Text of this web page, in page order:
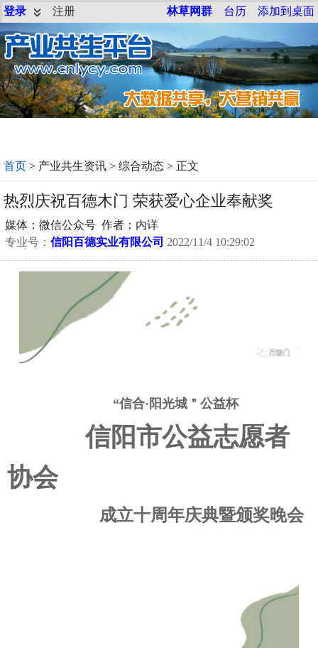
登录 注册 林草网群 台历 添加到桌面
首页 > 产业共生资讯 > 综合动态 > 正文
热烈庆祝百德木门 荣获爱心企业奉献奖
媒体：微信公众号 作者：内详
专业号： 信阳百德实业有限公司 2022/11/4 10:29:02
“信合·阳光城＂公益杯
信阳市公益志愿者
协会
成立十周年庆典暨颁奖晚会